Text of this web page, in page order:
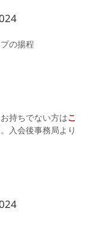
の揚程
持ちでない方はこ
入会後事務局より